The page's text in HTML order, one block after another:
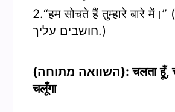
2.“हम सोचते हैं तुम्हारे बारे में।” (אנחנו
חושבים עליך.)
(השוואה מתוחה): चलता हूँ, चला था,
चलूँगा